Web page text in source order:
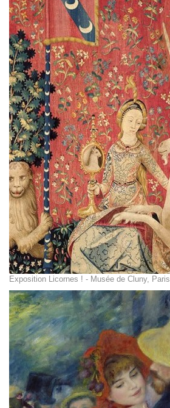
Exposition Licornes ! - Musée de Cluny, Paris